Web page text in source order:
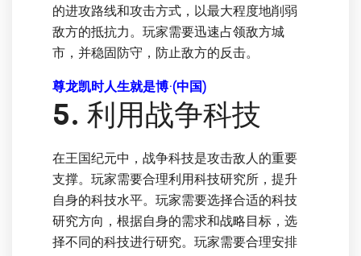
的进攻路线和攻击方式，以最大程度地削弱
敌方的抵抗力。玩家需要迅速占领敌方城
市，并稳固防守，防止敌方的反击。
尊龙凯时人生就是博·(中国)
5. 利用战争科技
在王国纪元中，战争科技是攻击敌人的重要
支撑。玩家需要合理利用科技研究所，提升
自身的科技水平。玩家需要选择合适的科技
研究方向，根据自身的需求和战略目标，选
择不同的科技进行研究。玩家需要合理安排